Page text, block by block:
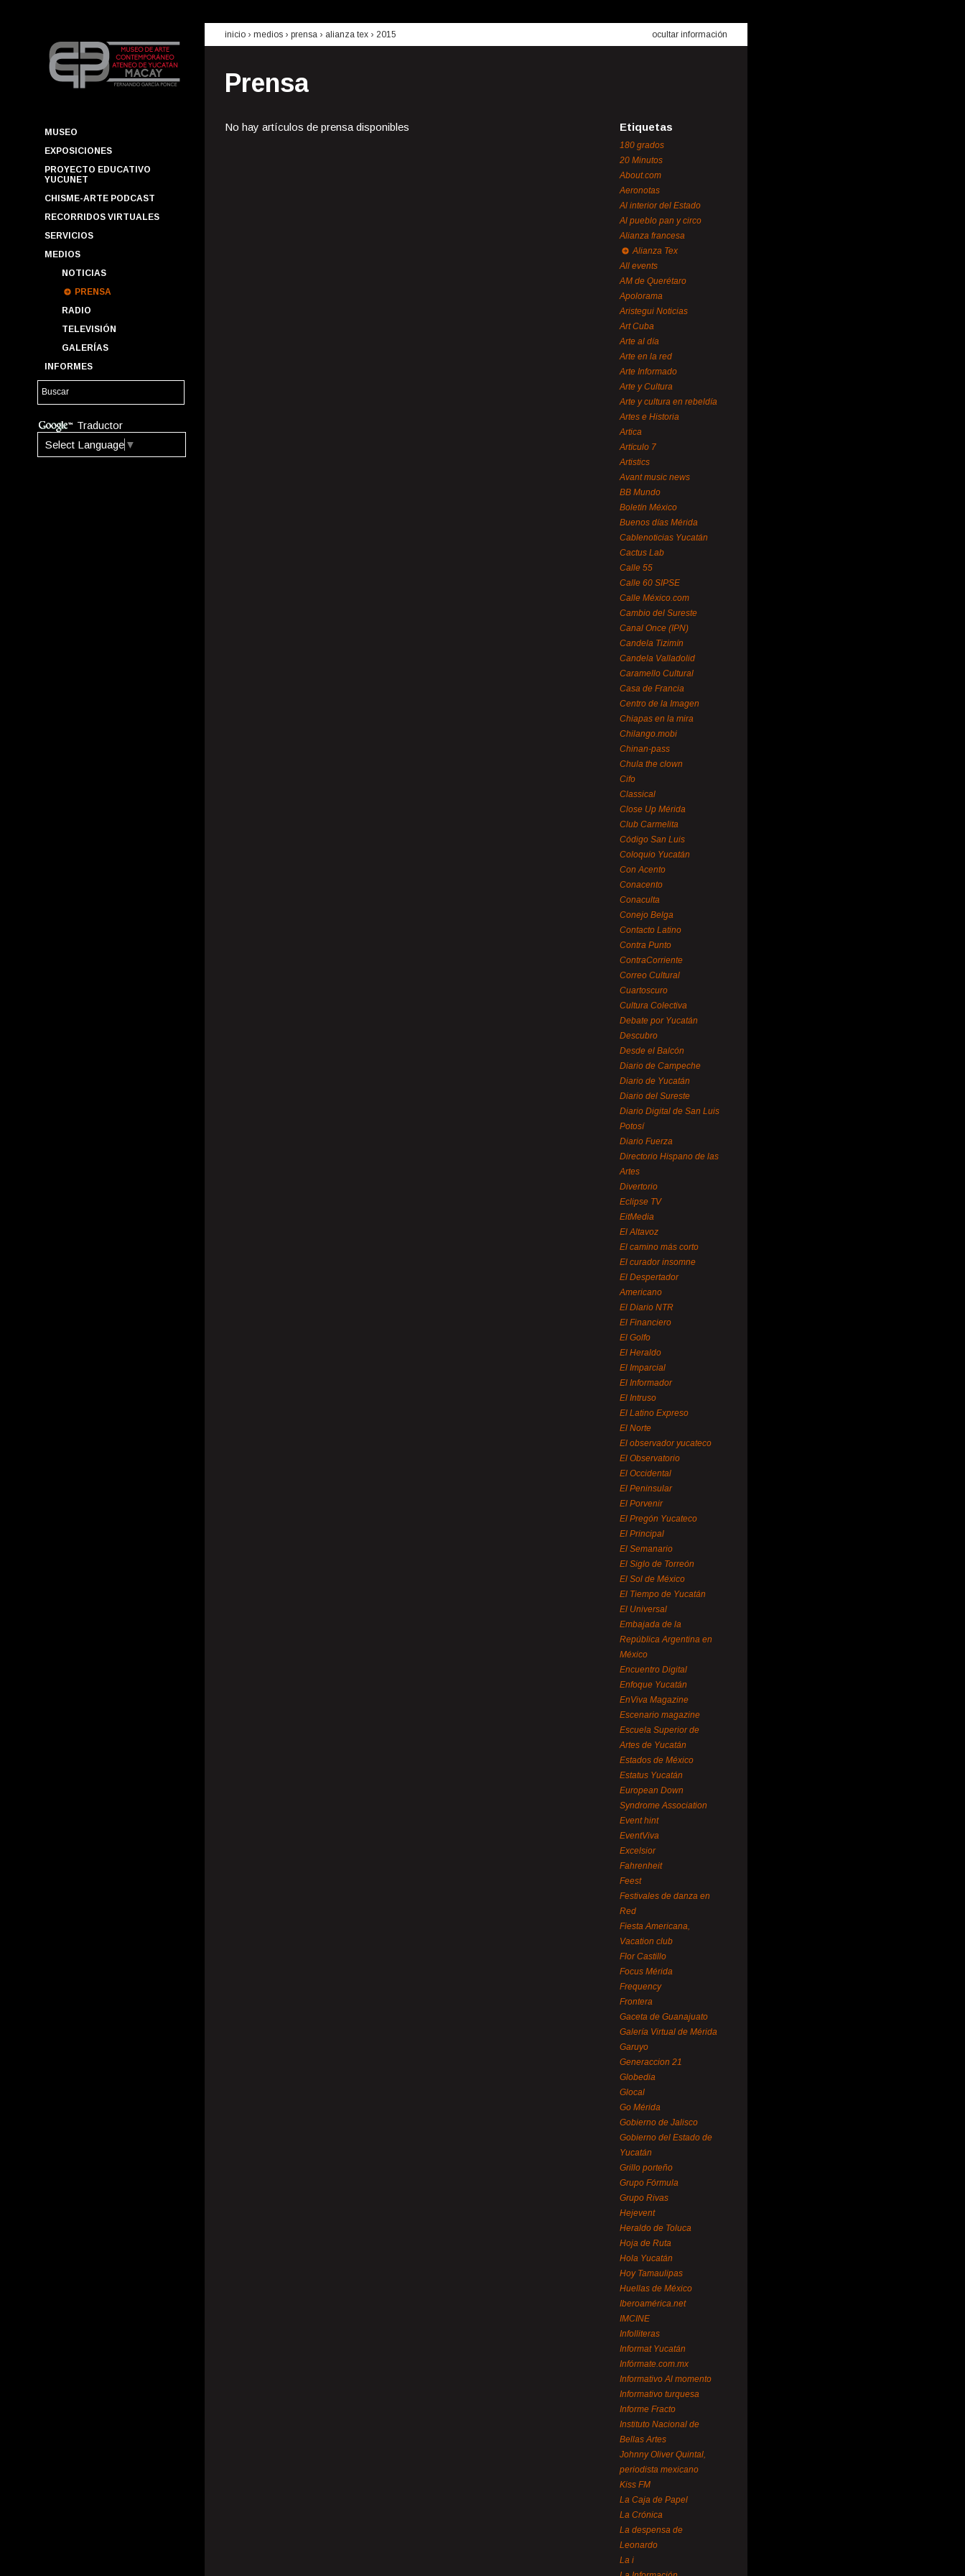
MUSEO
EXPOSICIONES
PROYECTO EDUCATIVO
YUCUNET
CHISME-ARTE PODCAST
RECORRIDOS VIRTUALES
SERVICIOS
MEDIOS
NOTICIAS
PRENSA
RADIO
TELEVISIÓN
GALERÍAS
INFORMES
Traductor
Select Language ▼
inicio › medios › prensa › alianza tex › 2015 ocultar información
Prensa
No hay artículos de prensa disponibles Etiquetas
180 grados
20 Minutos
About.com
Aeronotas
Al interior del Estado
Al pueblo pan y circo
Alianza francesa
Alianza Tex
All events
AM de Querétaro
Apolorama
Aristegui Noticias
Art Cuba
Arte al día
Arte en la red
Arte Informado
Arte y Cultura
Arte y cultura en rebeldía
Artes e Historia
Artica
Artículo 7
Artistics
Avant music news
BB Mundo
Boletín México
Buenos días Mérida
Cablenoticias Yucatán
Cactus Lab
Calle 55
Calle 60 SIPSE
Calle México.com
Cambio del Sureste
Canal Once (IPN)
Candela Tizimín
Candela Valladolid
Caramello Cultural
Casa de Francia
Centro de la Imagen
Chiapas en la mira
Chilango.mobi
Chinan-pass
Chula the clown
Cifo
Classical
Close Up Mérida
Club Carmelita
Código San Luis
Coloquio Yucatán
Con Acento
Conacento
Conaculta
Conejo Belga
Contacto Latino
Contra Punto
ContraCorriente
Correo Cultural
Cuartoscuro
Cultura Colectiva
Debate por Yucatán
Descubro
Desde el Balcón
Diario de Campeche
Diario de Yucatán
Diario del Sureste
Diario Digital de San Luis
Potosí
Diario Fuerza
Directorio Hispano de las
Artes
Divertorio
Eclipse TV
EitMedia
El Altavoz
El camino más corto
El curador insomne
El Despertador
Americano
El Diario NTR
El Financiero
El Golfo
El Heraldo
El Imparcial
El Informador
El Intruso
El Latino Expreso
El Norte
El observador yucateco
El Observatorio
El Occidental
El Peninsular
El Porvenir
El Pregón Yucateco
El Principal
El Semanario
El Siglo de Torreón
El Sol de México
El Tiempo de Yucatán
El Universal
Embajada de la
República Argentina en
México
Encuentro Digital
Enfoque Yucatán
EnViva Magazine
Escenario magazine
Escuela Superior de
Artes de Yucatán
Estados de México
Estatus Yucatán
European Down
Syndrome Association
Event hint
EventViva
Excelsior
Fahrenheit
Feest
Festivales de danza en
Red
Fiesta Americana,
Vacation club
Flor Castillo
Focus Mérida
Frequency
Frontera
Gaceta de Guanajuato
Galería Virtual de Mérida
Garuyo
Generaccion 21
Globedia
Glocal
Go Mérida
Gobierno de Jalisco
Gobierno del Estado de
Yucatán
Grillo porteño
Grupo Fórmula
Grupo Rivas
Hejevent
Heraldo de Toluca
Hoja de Ruta
Hola Yucatán
Hoy Tamaulipas
Huellas de México
Iberoamérica.net
IMCINE
Infolliteras
Informat Yucatán
Infórmate.com.mx
Informativo Al momento
Informativo turquesa
Informe Fracto
Instituto Nacional de
Bellas Artes
Johnny Oliver Quintal,
periodista mexicano
Kiss FM
La Caja de Papel
La Crónica
La despensa de
Leonardo
La i